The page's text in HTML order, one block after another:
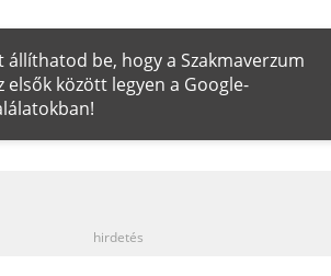
állíthatod be, hogy a Szakmaverzum
elsők között legyen a Google-
hirdetés